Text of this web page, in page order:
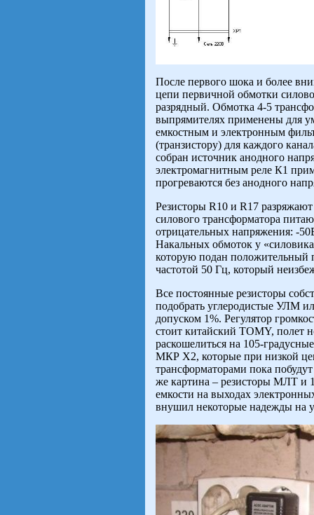
После первого шока и более
цепи первичной обмотки
разрядный. Обмотка 4-5
выпрямителях применены для
емкостным и электронным
(транзистору) для каждого
собран источник анодного
электромагнитным реле К1
прогреваются без анодного
Резисторы R10 и R17
силового трансформатора
отрицательных напряжения: -
Накальных обмоток у
которую подан положительный
частотой 50 Гц, который
Все постоянные резисторы
подобрать углеродистые УЛМ
допуском 1%. Регулятор
стоит китайский TOMY, полет
раскошелиться на 105-
МКР Х2, которые при низкой
трансформаторами пока
же картина – резисторы МЛТ и
емкости на выходах
внушил некоторые надежды на